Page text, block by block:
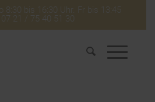
8:30 bis 16:30 Uhr. Fr bis 13:45
07 21 / 75 40 51 30